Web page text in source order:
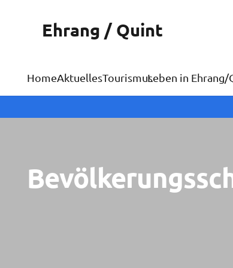
Ehrang / Quint
HomeAktuellesTourismusLeben in